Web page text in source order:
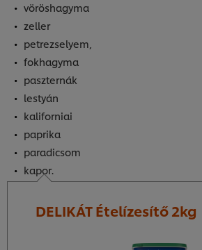
vöröshagyma
zeller
petrezselyem,
fokhagyma
paszternák
lestyán
kaliforniai
paprika
paradicsom
kapor.
DELIKÁT Ételízesítő 2kg